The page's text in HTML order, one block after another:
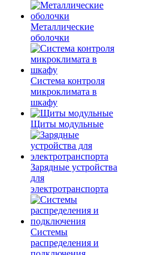
Металлические
оболочки
Система контроля
микроклимата в
шкафу
Щиты модульные
Зарядные устройства
для
электротранспорта
Системы
распределения и